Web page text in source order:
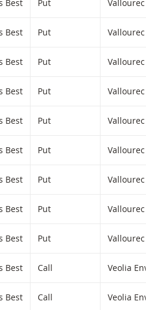
Best Put Vallourec
Best Put Vallourec
Best Put Vallourec
Best Put Vallourec
Best Put Vallourec
Best Put Vallourec
Best Put Vallourec
Best Put Vallourec
Best Put Vallourec
Best Call Veolia
Best Call Veolia